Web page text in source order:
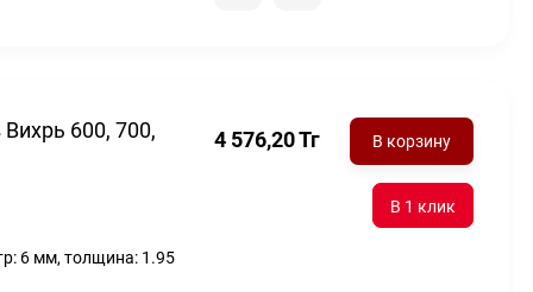
600, 700,
6 мм, толщина: 1.95
4 576,20Тг В корзину